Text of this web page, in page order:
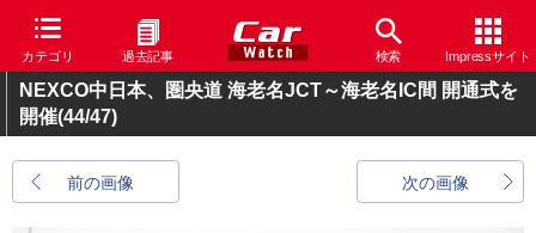
カテゴリ 過去記事 検索 Impressサイト
NEXCO中日本、圏央道 海老名JCT～海老名IC間 開通式を
開催(44/47)
前の画像 次の画像